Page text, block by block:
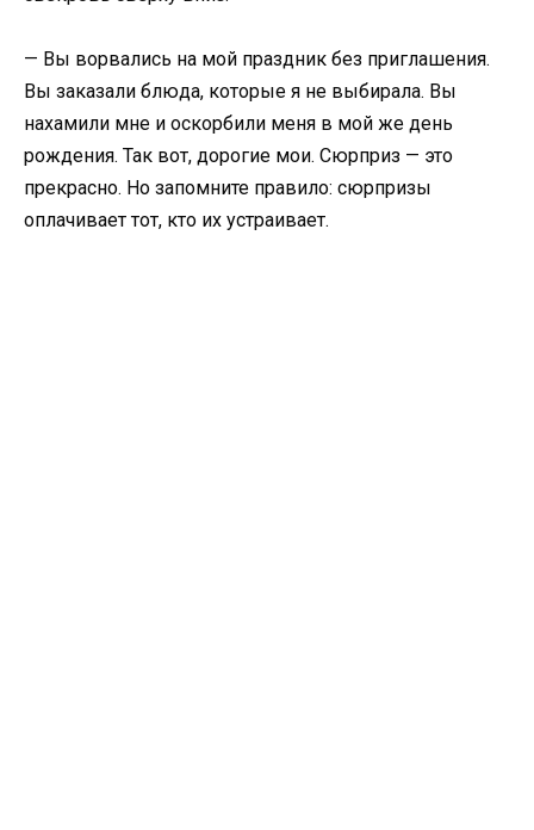
— Вы ворвались на мой праздник без приглашения.
Вы заказали блюда, которые я не выбирала. Вы
нахамили мне и оскорбили меня в мой же день
рождения. Так вот, дорогие мои. Сюрприз — это
прекрасно. Но запомните правило: сюрпризы
оплачивает тот, кто их устраивает.